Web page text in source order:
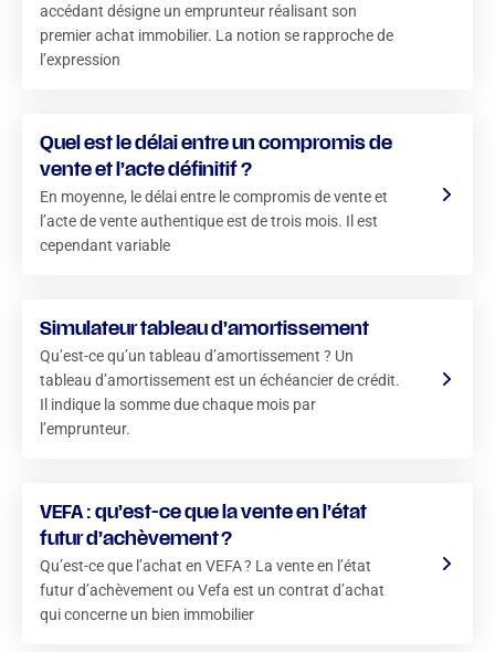
accédant désigne un emprunteur réalisant son
premier achat immobilier. La notion se rapproche de
l’expression
Quel est le délai entre un compromis de
vente et l’acte définitif ?
En moyenne, le délai entre le compromis de vente et
l’acte de vente authentique est de trois mois. Il est
cependant variable
Simulateur tableau d’amortissement
Qu’est-ce qu’un tableau d’amortissement ? Un
tableau d’amortissement est un échéancier de crédit.
Il indique la somme due chaque mois par
l’emprunteur.
VEFA : qu’est-ce que la vente en l’état
futur d’achèvement ?
Qu’est-ce que l’achat en VEFA ? La vente en l’état
futur d’achèvement ou Vefa est un contrat d’achat
qui concerne un bien immobilier